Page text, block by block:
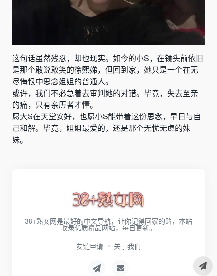
这句话虽然残忍，却也现实。如今的小S，在镜头前依旧
是那个敢说敢笑的徐熙娣，但回到家，她只是一个在无
尽悔恨中思念姐姐的普通人。
或许，我们不必急着去审判她的对错。毕竟，失去至亲
的痛，只有亲历者才懂。
愿大S在天堂安好，也愿小S能带着这份思念，早日与自
己和解。毕竟，姐姐最爱的，还是那个无忧无虑的妹
妹。
38+熟女网是最好的中文导航，让你记得回家的路，本站
收录优质精品网站，每日更新。
友链申请
关于我们